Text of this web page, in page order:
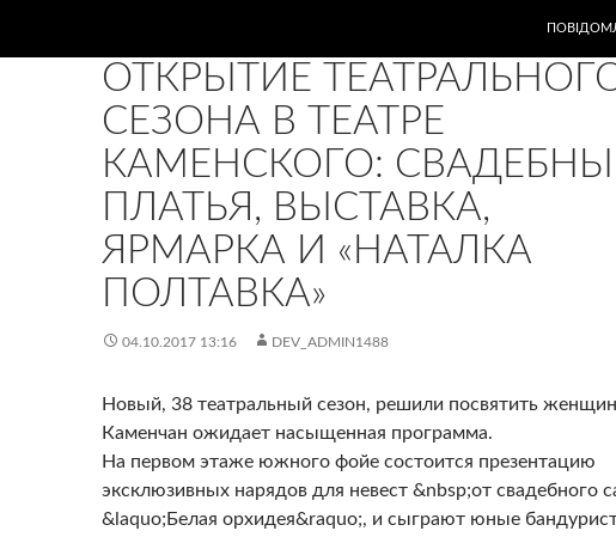
ОТКРЫТИЕ
СЕЗОНА В ТЕАТРЕ
КАМЕНСКОГО:
ПЛАТЬЯ, ВЫСТАВКА,
ЯРМАРКА И «НАТАЛКА
ПОЛТАВКА»
04.10.2017 13:16 DEV_ADMIN1488
Новый, 38 театральный сезон, решили посвятить
Каменчан ожидает насыщенная программа.
На первом этаже южного фойе состоится презентацию
эксклюзивных нарядов для невест &nbsp;от свадебного
&laquo;Белая орхидея&raquo;, и сыграют юные